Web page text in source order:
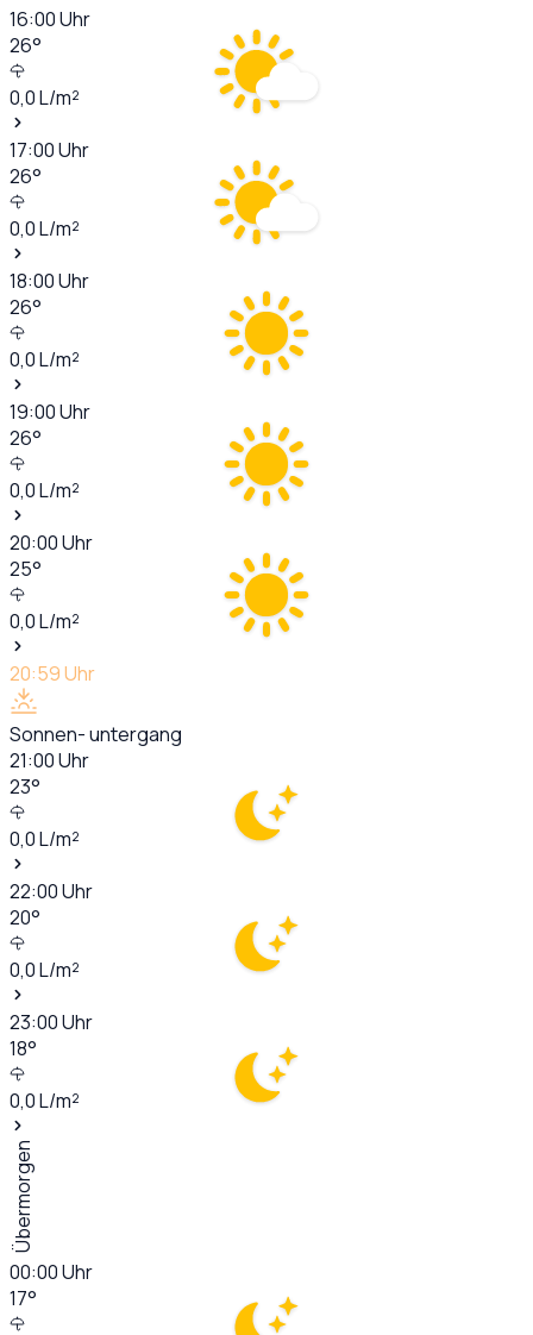
16:00Uhr
26°
0,0L/m²
17:00Uhr
26°
0,0L/m²
18:00Uhr
26°
0,0L/m²
19:00Uhr
26°
0,0L/m²
20:00Uhr
25°
0,0L/m²
20:59Uhr
Sonnen- untergang
21:00Uhr
23°
0,0L/m²
22:00Uhr
20°
0,0L/m²
23:00Uhr
18°
0,0L/m²
Übermorgen
00:00Uhr
17°